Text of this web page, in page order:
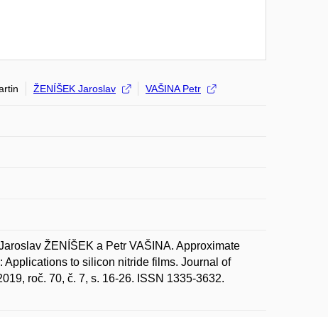
ŽENÍŠEK Jaroslav VAŠINA Petr
ŽENÍŠEK a Petr VAŠINA. Approximate
to silicon nitride films. Journal of
roč. 70, č. 7, s. 16-26. ISSN 1335-3632.